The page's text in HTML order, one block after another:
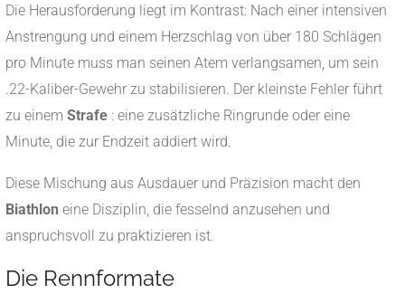
Die Herausforderung liegt im Kontrast: Nach einer intensiven
Anstrengung und einem Herzschlag von über 180 Schlägen
pro Minute muss man seinen Atem verlangsamen, um sein
.22-Kaliber-Gewehr zu stabilisieren. Der kleinste Fehler führt
zu einem Strafe : eine zusätzliche Ringrunde oder eine
Minute, die zur Endzeit addiert wird.
Diese Mischung aus Ausdauer und Präzision macht den
Biathlon eine Disziplin, die fesselnd anzusehen und
anspruchsvoll zu praktizieren ist.
Die Rennformate